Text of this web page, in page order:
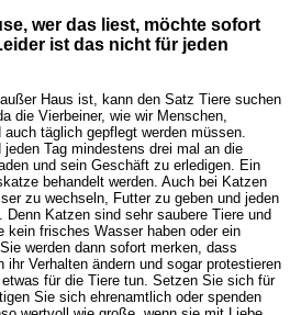
wer das liest, möchte sofort
ist das nicht für jeden
Haus ist, kann den Satz Tiere suchen
die Vierbeiner, wie wir Menschen,
täglich gepflegt werden müssen.
Tag mindestens drei mal an die
und sein Geschäft zu erledigen. Ein
behandelt werden. Auch bei Katzen
zu wechseln, Futter zu geben und jeden
Katzen sind sehr saubere Tiere und
kein frisches Wasser haben oder ein
werden dann sofort merken, dass
ihr Verhalten ändern und sogar protestieren
für die Tiere tun. Setzen Sie sich für
Sie sich ehrenamtlich oder spenden